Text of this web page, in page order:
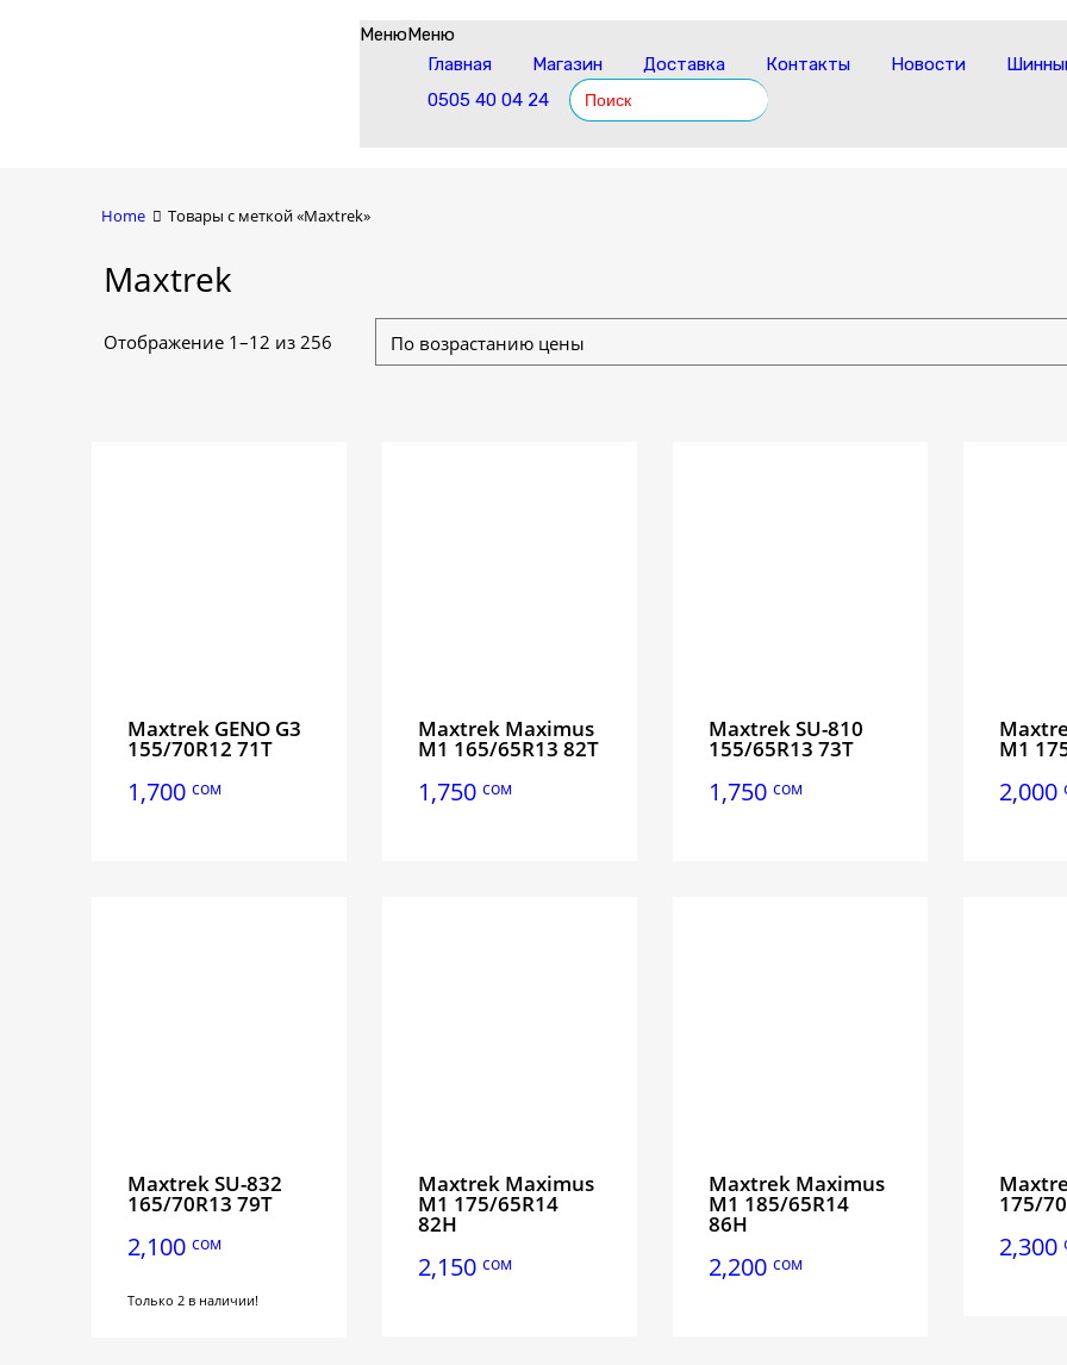
Skip
МенюМеню
Главная
Магазин Доставка Контакты Новости
0505 40 04 24
Search
for:
Home Товары с меткой «Maxtrek»
Maxtrek
Отображение 1–12 из 256
Maxtrek GENO G3
155/70R12 71T
1,700 сом
Maxtrek Maximus
M1 165/65R13 82T
1,750 сом
Maxtrek SU-810
155/65R13 73T
1,750 сом
M1
2,000
Maxtrek SU-832
165/70R13 79T
2,100 сом
Только 2 в наличии!
Maxtrek Maximus
M1 175/65R14
82H
2,150 сом
Maxtrek Maximus
M1 185/65R14
86H
2,200 сом
175/
2,300